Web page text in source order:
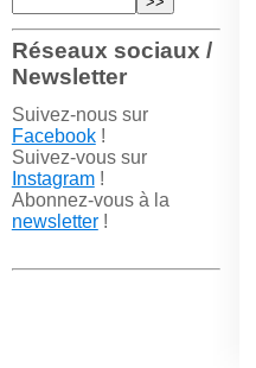
Réseaux sociaux /
Newsletter
Suivez-nous sur
Facebook!
Suivez-vous sur
Instagram!
Abonnez-vous à la
newsletter!